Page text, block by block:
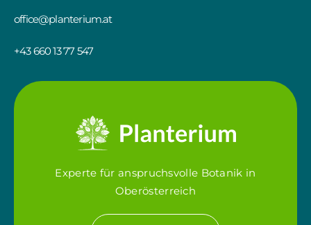
office@planterium.at
+43 660 13 77 547
Experte für anspruchsvolle Botanik in
Oberösterreich